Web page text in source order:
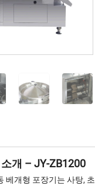
개 – JY-ZB1200
베개형 포장기는 사탕,